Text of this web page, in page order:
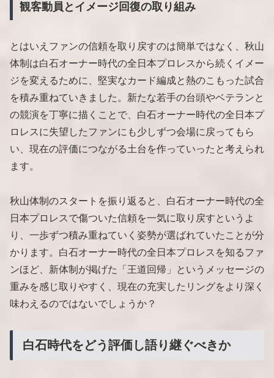
観客動員とイメージ回復の取り組み
とはいえファンの信頼を取り戻すのは簡単ではなく、秋山
体制は白石オーナー時代の全日本プロレスから続くイメー
ジを変えるために、堅実なカード編成と熱のこもった試合
を積み重ねていきました。新たな若手の台頭やベテランと
の競演を丁寧に描くことで、白石オーナー時代の全日本プ
ロレスに失望したファンにも少しずつ会場に戻ってもら
い、現在の評価につながる土台を作っていったと考えられ
ます。
秋山体制のスタートを振り返ると、白石オーナー時代の全
日本プロレスで傷ついた信頼を一気に取り戻すというよ
り、一歩ずつ積み重ねていく姿勢が選ばれていたことが分
かります。白石オーナー時代の全日本プロレスを知るファ
ンほど、新体制が掲げた「王道回帰」というメッセージの
重みを感じ取りやすく、現在の充実したリングをより深く
味わえるのではないでしょうか？
白石時代をどう評価し語り継ぐべきか